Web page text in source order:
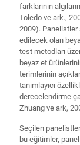
farklarının
Toledo ve ark.,
2009). Panelistler
edilecek olan
test metodları
beyaz et
terimlerinin
tanımlayıcı
derecelendirme
Zhuang ve ark,
Seçilen
bu eğitimler,